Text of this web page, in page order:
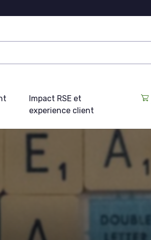
Impact RSE et
experience client